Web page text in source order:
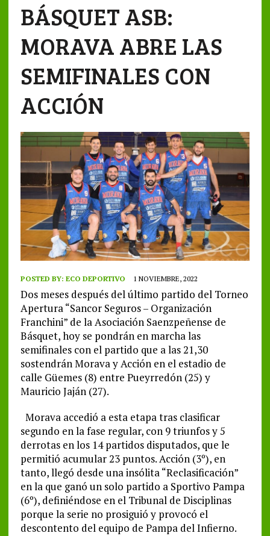
BÁSQUET ASB:
MORAVA ABRE LAS
SEMIFINALES CON
ACCIÓN
POSTED BY: ECO DEPORTIVO 1 NOVIEMBRE, 2022
Dos meses después del último partido del Torneo
Apertura “Sancor Seguros – Organización
Franchini” de la Asociación Saenzpeñense de
Básquet, hoy se pondrán en marcha las
semifinales con el partido que a las 21,30
sostendrán Morava y Acción en el estadio de
calle Güemes (8) entre Pueyrredón (25) y
Mauricio Jaján (27).
Morava accedió a esta etapa tras clasificar
segundo en la fase regular, con 9 triunfos y 5
derrotas en los 14 partidos disputados, que le
permitió acumular 23 puntos. Acción (3º), en
tanto, llegó desde una insólita “Reclasificación”
en la que ganó un solo partido a Sportivo Pampa
(6º), definiéndose en el Tribunal de Disciplinas
porque la serie no prosiguió y provocó el
descontento del equipo de Pampa del Infierno.